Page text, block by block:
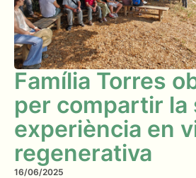
Família Torres
per compartir la
experiència en
regenerativa
16/06/2025